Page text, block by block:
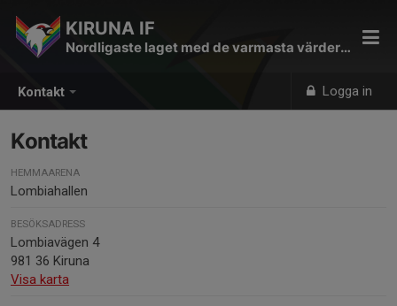
Kontakt Logga in
KIRUNA IF
Nordligaste laget med de varmasta värderingarna
Kontakt
HEMMAARENA
Lombiahallen
BESÖKSADRESS
Lombiavägen 4
981 36 Kiruna
Visa karta